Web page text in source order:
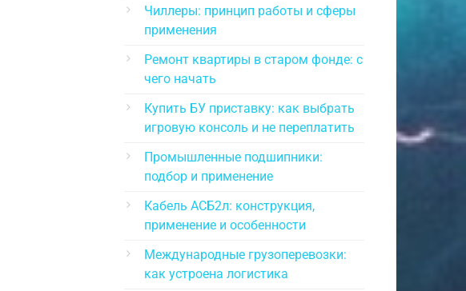
Чиллеры: принцип работы и сферы
применения
Ремонт квартиры в старом фонде: с
чего начать
Купить БУ приставку: как выбрать
игровую консоль и не переплатить
Промышленные подшипники:
подбор и применение
Кабель АСБ2л: конструкция,
применение и особенности
Международные грузоперевозки:
как устроена логистика